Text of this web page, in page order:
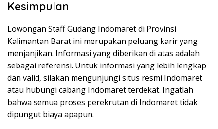
Kesimpulan
Lowongan Staff Gudang Indomaret di Provinsi
Kalimantan Barat ini merupakan peluang karir yang
menjanjikan. Informasi yang diberikan di atas adalah
sebagai referensi. Untuk informasi yang lebih lengkap
dan valid, silakan mengunjungi situs resmi Indomaret
atau hubungi cabang Indomaret terdekat. Ingatlah
bahwa semua proses perekrutan di Indomaret tidak
dipungut biaya apapun.